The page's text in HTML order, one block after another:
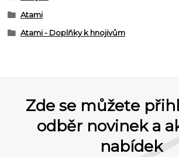
Atami
Atami - Doplňky k hnojivům
Zde se můžete
odběr novinek a
nabídek